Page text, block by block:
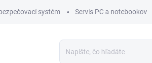
systém Servis PC a notebookov